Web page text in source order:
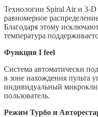
Технологии Spiral Air и 3-
равномерное
Благодаря этому
температура
Функция I feel
Система автоматически
в зоне нахождения пульта
индивидуальный
пользователь.
Режим Турбо и